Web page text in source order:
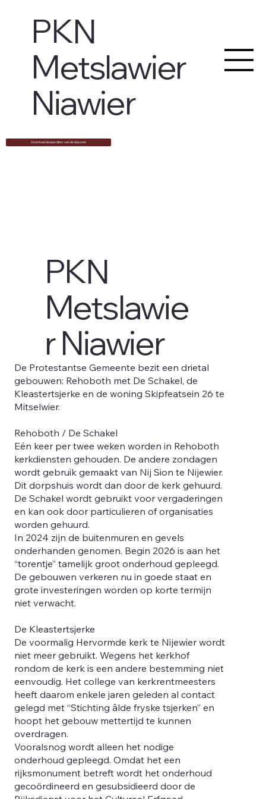
PKN
Metslawier
Niawier
Download de jaarcijfers van de diaconie
PKN
Metslawie
r Niawier
De Protestantse Gemeente bezit een drietal
gebouwen: Rehoboth met De Schakel, de
Kleastertsjerke en de woning Skipfeatsein 26 te
Mitselwier.
Rehoboth / De Schakel
Eén keer per twee weken worden in Rehoboth
kerkdiensten gehouden. De andere zondagen
wordt gebruik gemaakt van Nij Sion te Nijewier.
Dit dorpshuis wordt dan door de kerk gehuurd.
De Schakel wordt gebruikt voor vergaderingen
en kan ook door particulieren of organisaties
worden gehuurd.
In 2024 zijn de buitenmuren en gevels
onderhanden genomen. Begin 2026 is aan het
“torentje” tamelijk groot onderhoud gepleegd.
De gebouwen verkeren nu in goede staat en
grote investeringen worden op korte termijn
niet verwacht.
De Kleastertsjerke
De voormalig Hervormde kerk te Nijewier wordt
niet meer gebruikt. Wegens het kerkhof
rondom de kerk is een andere bestemming niet
eenvoudig. Het college van kerkrentmeesters
heeft daarom enkele jaren geleden al contact
gelegd met “Stichting âlde fryske tsjerken” en
hoopt het gebouw mettertijd te kunnen
overdragen.
Vooralsnog wordt alleen het nodige
onderhoud gepleegd. Omdat het een
rijksmonument betreft wordt het onderhoud
gecoördineerd en gesubsidieerd door de